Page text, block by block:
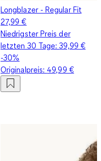
Longblazer - Regular Fit
27,99 €
Niedrigster Preis der
letzten 30 Tage:39,99 €
-30%
Originalpreis: 49,99 €